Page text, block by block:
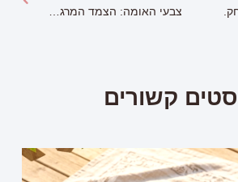
קשורים